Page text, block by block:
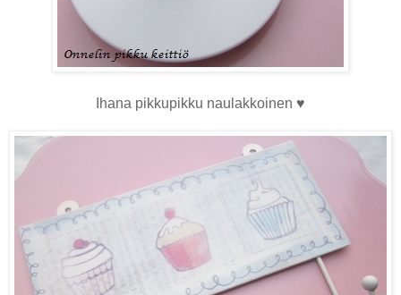
Ihana pikkupikku naulakkoinen ♥